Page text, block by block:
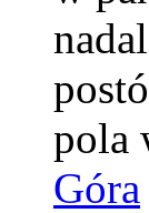
pola
Góra